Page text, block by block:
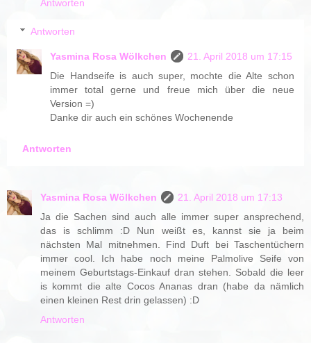
Antworten
Antworten
Yasmina Rosa Wölkchen
21. April 2018 um 17:15
Die Handseife is auch super, mochte die Alte schon
immer total gerne und freue mich über die neue
Version =)
Danke dir auch ein schönes Wochenende
Antworten
Yasmina Rosa Wölkchen
21. April 2018 um 17:13
Ja die Sachen sind auch alle immer super ansprechend,
das is schlimm :D Nun weißt es, kannst sie ja beim
nächsten Mal mitnehmen. Find Duft bei Taschentüchern
immer cool. Ich habe noch meine Palmolive Seife von
meinem Geburtstags-Einkauf dran stehen. Sobald die leer
is kommt die alte Cocos Ananas dran (habe da nämlich
einen kleinen Rest drin gelassen) :D
Antworten